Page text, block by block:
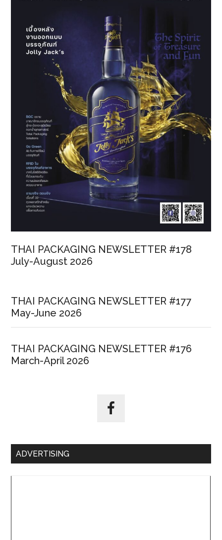
ถ่ายทอด
ความ
รู้
ใน
งาน
Food
Hospitality
Thailand
2026
THAI PACKAGING NEWSLETTER #178
July-August 2026
THAI PACKAGING NEWSLETTER #177
May-June 2026
THAI PACKAGING NEWSLETTER #176
March-April 2026
ADVERTISING